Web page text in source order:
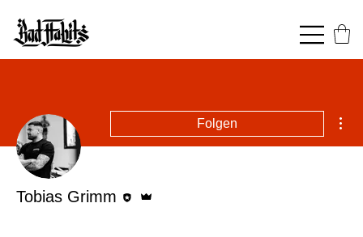
Folgen
Tobias Grimm